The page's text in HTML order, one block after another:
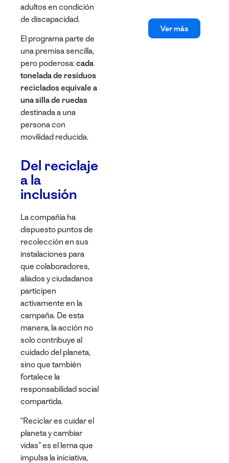
adultos en condición
de discapacidad.
El programa parte de
una premisa sencilla,
pero poderosa: cada
tonelada de residuos
reciclados equivale a
una silla de ruedas
destinada a una
persona con
movilidad reducida.
Del reciclaje
a la
inclusión
La compañía ha
dispuesto puntos de
recolección en sus
instalaciones para
que colaboradores,
aliados y ciudadanos
participen
activamente en la
campaña. De esta
manera, la acción no
solo contribuye al
cuidado del planeta,
sino que también
fortalece la
responsabilidad social
compartida.
“Reciclar es cuidar el
planeta y cambiar
vidas” es el lema que
impulsa la iniciativa,
Ver más